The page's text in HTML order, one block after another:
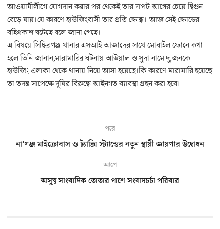
আওয়ামীলীগে যোগদান করার পর থেকেই তার দাপট আগের চেয়ে দ্বিগুন
বেড়ে যায়।যে কারণে হাউজিংবাসী তার প্রতি ক্ষোব্ধ। আজ সেই ক্ষোভের
বহিপ্রকাশ ঘটেছে বলে জানা গেছে।
এ বিষয়ে সিদ্ধিরগঞ্জ থানার এসআই আজাদের সাথে মোবাইল ফোনে কথা
হলে তিনি জানান,মারামারির ঘটনায় আউয়াল ও সুদা নামে দু,জনকে
হাউজিং এলাকা থেকে থানায় নিয়ে আসা হয়েছে।কি কারণে মারামারি হয়েছে
তা তদন্ত সাপেক্ষে দূষির বিরুদ্ধে আইনগত ব্যাবস্থা গ্রহন করা হবে।
পরে
না’গঞ্জ মাইক্রোবাস ও ট্যাক্সি স্ট্যান্ডের নতুন স্থায়ী জায়গার উদ্বোধন
আগে
অসুস্থ সাংবাদিক তোতার পাশে সংবাদচর্চা পরিবার